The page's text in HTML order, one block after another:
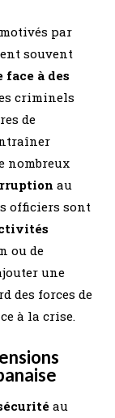
par
souvent
face à des
criminels
de
nombreux
au
officiers sont
ou de
une
des forces de
à la crise.
au